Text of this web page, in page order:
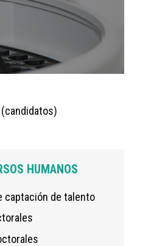
HUMANOS
captación de talento